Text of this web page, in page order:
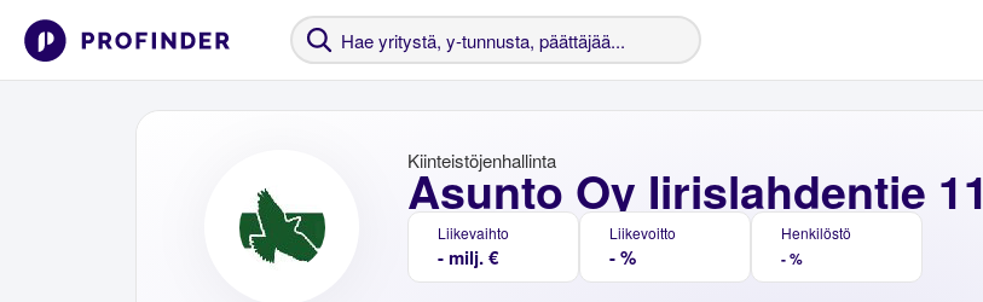
Asunto Oy Iirislahdentie 11
Kiinteistöjenhallinta
Liikevaihto
- milj. €
Liikevoitto
- %
Henkilöstö
- %